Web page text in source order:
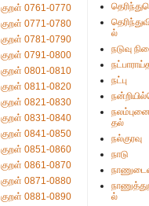
குறள் 0761-0770
குறள் 0771-0780
குறள் 0781-0790
குறள் 0791-0800
குறள் 0801-0810
குறள் 0811-0820
குறள் 0821-0830
குறள் 0831-0840
குறள் 0841-0850
குறள் 0851-0860
குறள் 0861-0870
குறள் 0871-0880
குறள் 0881-0890
ல்
நடுவு
நட்பு
தல்
நல்குரவு
நாடு
ல்